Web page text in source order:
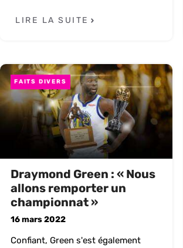
LIRE LA SUITE
FAITS DIVERS
Draymond Green : « Nous
allons remporter un
championnat »
16 mars 2022
Confiant, Green s'est également